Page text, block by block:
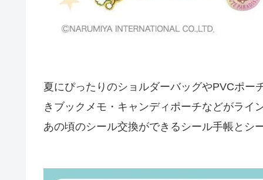
夏にぴったりのショルダーバッグやPVCポー
きブックメモ・キャンディポーチなどがライ
あの頃のシール交換ができるシール手帳とシ